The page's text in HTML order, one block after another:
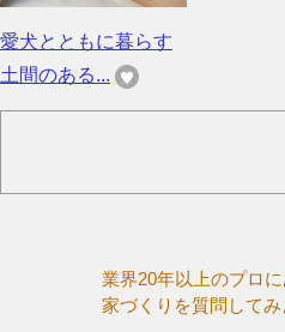
愛犬とともに暮らす
土間のある...
業界20年以上のプロ
家づくりを質問してみ